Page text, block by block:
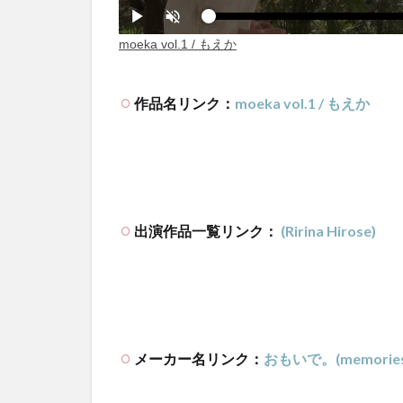
作品名リンク： moeka vol.1 / もえか
出演作品一覧リンク： (Ririna Hirose)
メーカー名リンク： おもいで。